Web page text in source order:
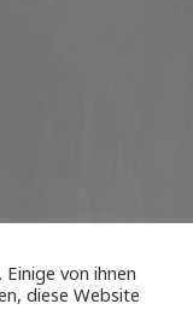
von ihnen
diese Website